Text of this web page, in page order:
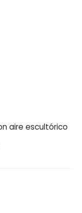
aire escultórico